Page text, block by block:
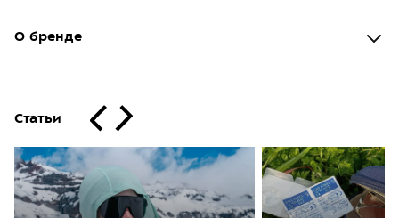
О бренде
Статьи